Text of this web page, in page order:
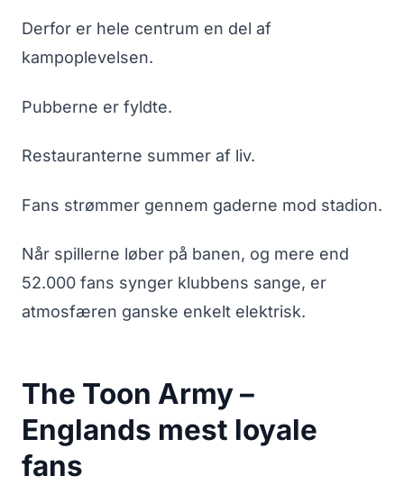
Derfor er hele centrum en del af
kampoplevelsen.
Pubberne er fyldte.
Restauranterne summer af liv.
Fans strømmer gennem gaderne mod stadion.
Når spillerne løber på banen, og mere end
52.000 fans synger klubbens sange, er
atmosfæren ganske enkelt elektrisk.
The Toon Army –
Englands mest loyale
fans